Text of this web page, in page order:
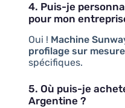
4. Puis-je
pour mon
Oui ! Machine
profilage sur mesure
spécifiques.
5. Où puis-je
Argentine ?